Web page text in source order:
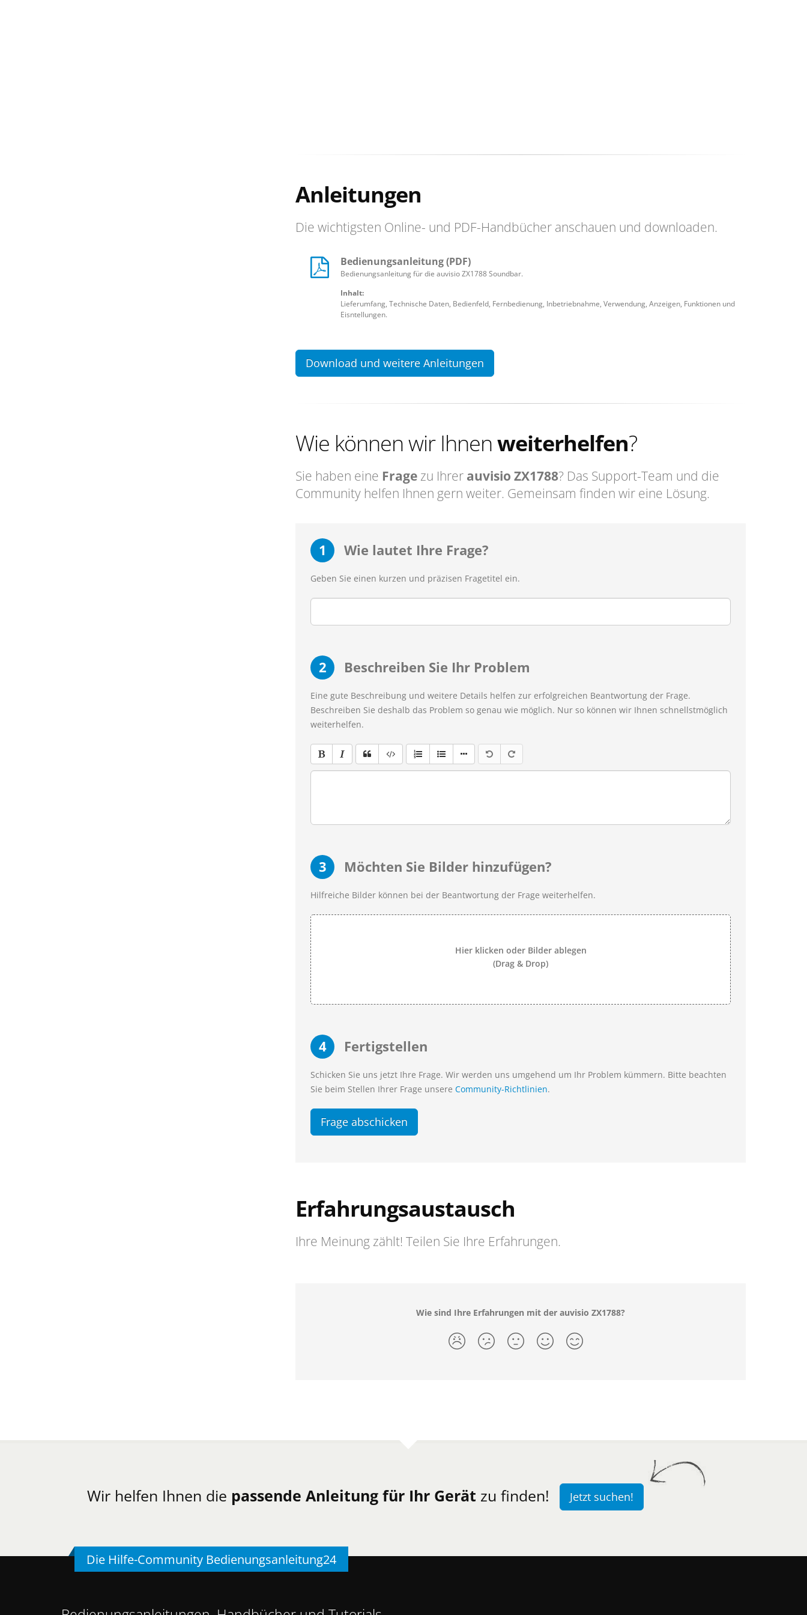
Anleitungen
Die wichtigsten Online- und PDF-Handbücher anschauen und downloaden.
Bedienungsanleitung (PDF)
Bedienungsanleitung für die auvisio ZX1788 Soundbar.
Inhalt:
Lieferumfang, Technische Daten, Bedienfeld, Fernbedienung, Inbetriebnahme, Verwendung, Anzeigen, Funktionen und
Eisntellungen.
Download und weitere Anleitungen
Wie können wir Ihnenweiterhelfen?
Sie haben eine Frage zu Ihrer auvisio ZX1788? Das Support-Team und die
Community helfen Ihnen gern weiter. Gemeinsam finden wir eine Lösung.
1 Wie lautet Ihre Frage?
Geben Sie einen kurzen und präzisen Fragetitel ein.
2 Beschreiben Sie Ihr Problem
Eine gute Beschreibung und weitere Details helfen zur erfolgreichen Beantwortung der Frage.
Beschreiben Sie deshalb das Problem so genau wie möglich. Nur so können wir Ihnen schnellstmöglich
weiterhelfen.
3 Möchten Sie Bilder hinzufügen?
Hilfreiche Bilder können bei der Beantwortung der Frage weiterhelfen.
Hier klicken oder Bilder ablegen
(Drag & Drop)
4 Fertigstellen
Schicken Sie uns jetzt Ihre Frage. Wir werden uns umgehend um Ihr Problem kümmern. Bitte beachten
Sie beim Stellen Ihrer Frage unsere Community-Richtlinien.
Frage abschicken
Erfahrungsaustausch
Ihre Meinung zählt! Teilen Sie Ihre Erfahrungen.
Wie sind Ihre Erfahrungen mit der auvisio ZX1788?
Wir helfen Ihnen die passende Anleitung für Ihr Gerät zu finden! Jetzt suchen!
Die Hilfe-Community Bedienungsanleitung24